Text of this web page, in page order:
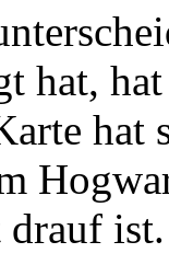
hat,
hat
drauf